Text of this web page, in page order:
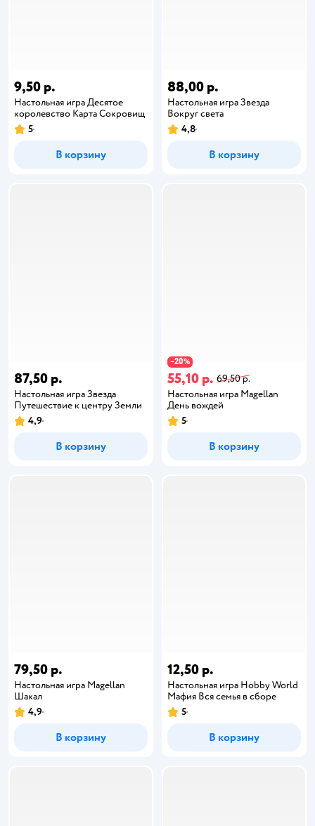
9,50 р.
Настольная игра Десятое
королевство Карта Сокровищ
5
В корзину
88,00 р.
Настольная игра Звезда
Вокруг света
4,8
В корзину
87,50 р.
Настольная игра Звезда
Путешествие к центру Земли
4,9
В корзину
−20%
55,10 р. 69,50 р.
Настольная игра Magellan
День вождей
5
В корзину
79,50 р.
Настольная игра Magellan
Шакал
4,9
В корзину
12,50 р.
Настольная игра Hobby World
Мафия Вся семья в сборе
5
В корзину